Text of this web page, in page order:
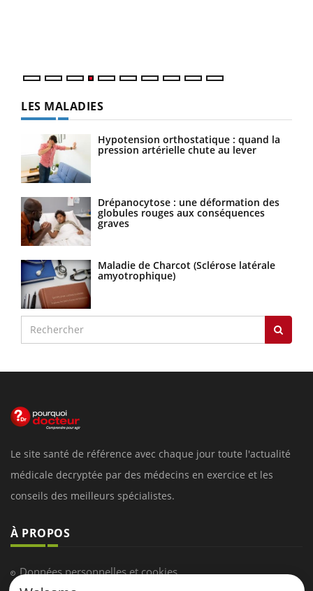
LES MALADIES
Hypotension orthostatique : quand la
pression artérielle chute au lever
Drépanocytose : une déformation des
globules rouges aux conséquences
graves
Maladie de Charcot (Sclérose latérale
amyotrophique)
Le site santé de référence avec chaque jour toute l'actualité
médicale decryptée par des médecins en exercice et les
conseils des meilleurs spécialistes.
À PROPOS
Données personnelles et cookies